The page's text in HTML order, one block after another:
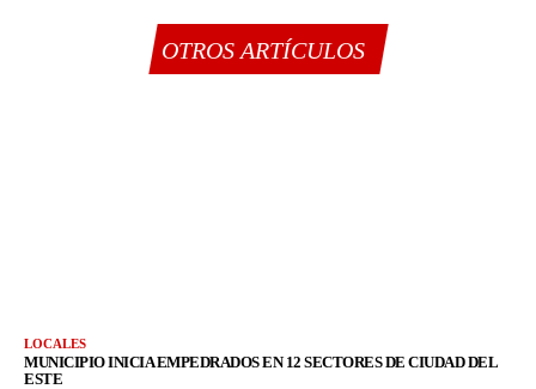
OTROS ARTÍCULOS
LOCALES
MUNICIPIO INICIA EMPEDRADOS EN 12 SECTORES DE CIUDAD DEL
ESTE